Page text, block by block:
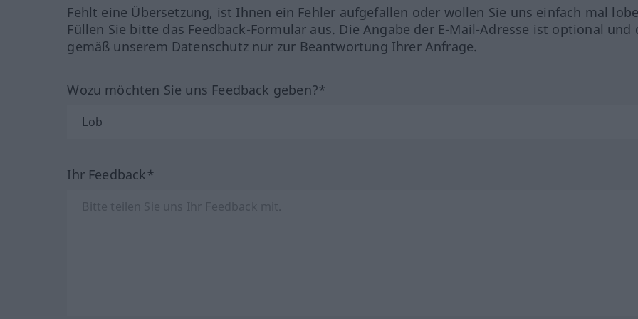
Fehlt eine Übersetzung, ist Ihnen ein Fehler aufgefallen oder wollen Sie uns einfach mal
Füllen Sie bitte das Feedback-Formular aus. Die Angabe der E-Mail-Adresse ist optional und
gemäß unserem Datenschutz nur zur Beantwortung Ihrer Anfrage.
Wozu möchten Sie uns Feedback geben?*
Ihr Feedback*